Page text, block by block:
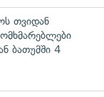
თვიდან
ბათუმში 4